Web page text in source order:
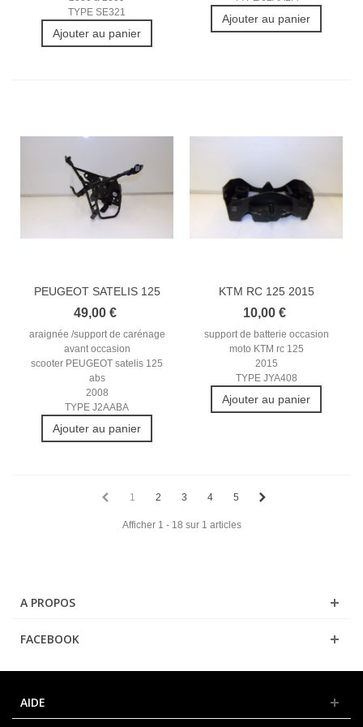
TYPE SE321
Ajouter au panier
Ajouter au panier
PEUGEOT SATELIS 125
ABS 2008...
49,00 €
araignée /support de carénage
avant occasion
scooter PEUGEOT satelis 125
abs
2008
TYPE J2AABA
Ajouter au panier
KTM RC 125 2015
SUPPORT DE...
10,00 €
support de batterie occasion
moto KTM rc 125
2015
TYPE JYA408
Ajouter au panier
1 2 3 4 5
Afficher 1 - 18 sur 1 articles
A PROPOS
FACEBOOK
AIDE